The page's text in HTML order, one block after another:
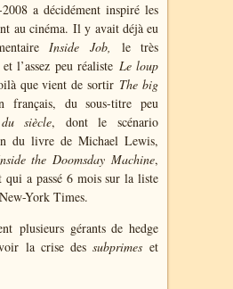
a décidément inspiré les
au cinéma. Il y avait déjà eu
Inside Job, le très
l’assez peu réaliste Le loup
que vient de sortir The big
français, du sous-titre peu
siècle, dont le scénario
du livre de Michael Lewis,
the Doomsday Machine,
qui a passé 6 mois sur la liste
York Times.
plusieurs gérants de hedge
la crise des subprimeset